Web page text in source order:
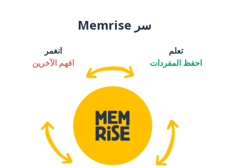
سر Memrise
تعلم
احفظ المفردات
انغمر
افهم الآخرين